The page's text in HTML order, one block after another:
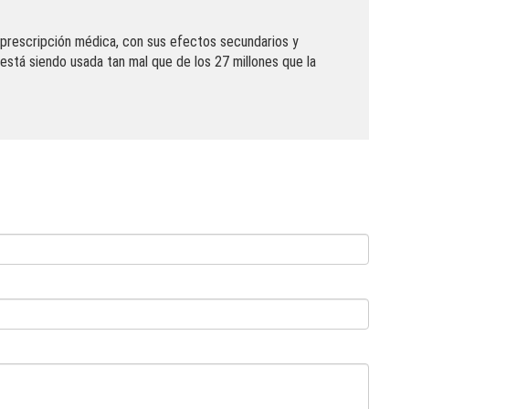
médica, con sus efectos secundarios y
siendo usada tan mal que de los 27 millones que la